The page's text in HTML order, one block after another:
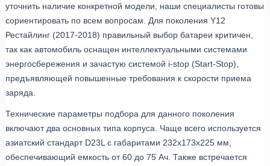
уточнить наличие конкретной модели, наши специалисты готовы
сориентировать по всем вопросам. Для поколения Y12
Рестайлинг (2017-2018) правильный выбор батареи критичен,
так как автомобиль оснащен интеллектуальными системами
энергосбережения и зачастую системой i-stop (Start-Stop),
предъявляющей повышенные требования к скорости приема
заряда.
Технические параметры подбора для данного поколения
включают два основных типа корпуса. Чаще всего используется
азиатский стандарт D23L с габаритами 232x173x225 мм,
обеспечивающий емкость от 60 до 75 Ач. Также встречается